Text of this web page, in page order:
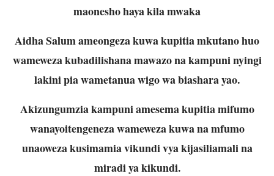
maonesho haya kila mwaka
Aidha Salum ameongeza kuwa kupitia mkutano huo
wameweza kubadilishana mawazo na kampuni nyingi
lakini pia wametanua wigo wa biashara yao.
Akizungumzia kampuni amesema kupitia mifumo
wanayoitengeneza wameweza kuwa na mfumo
unaoweza kusimamia vikundi vya kijasiliamali na
miradi ya kikundi.